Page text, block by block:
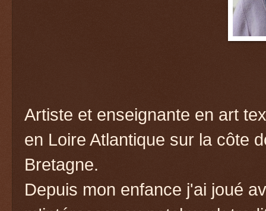
Artiste et enseignante en art
en Loire Atlantique sur la côte
Bretagne.
Depuis mon enfance j'ai joué